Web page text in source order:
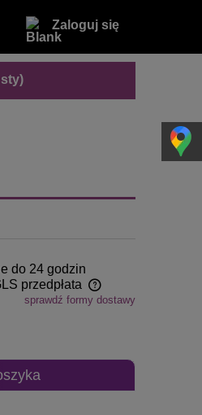
Zaloguj się
do 24 godzin
przedpłata
kosztów
sprawdź formy dostawy